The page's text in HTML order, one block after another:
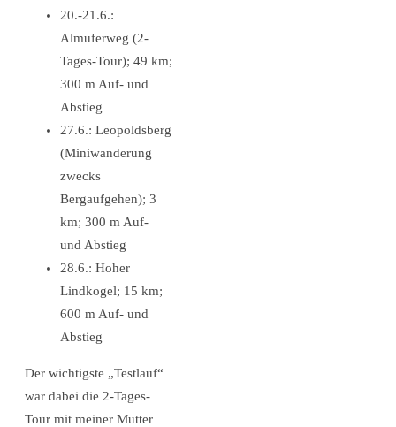
20.-21.6.:
Almuferweg (2-
Tages-Tour); 49 km;
300 m Auf- und
Abstieg
27.6.: Leopoldsberg
(Miniwanderung
zwecks
Bergaufgehen); 3
km; 300 m Auf-
und Abstieg
28.6.: Hoher
Lindkogel; 15 km;
600 m Auf- und
Abstieg
Der wichtigste „Testlauf“
war dabei die 2-Tages-
Tour mit meiner Mutter